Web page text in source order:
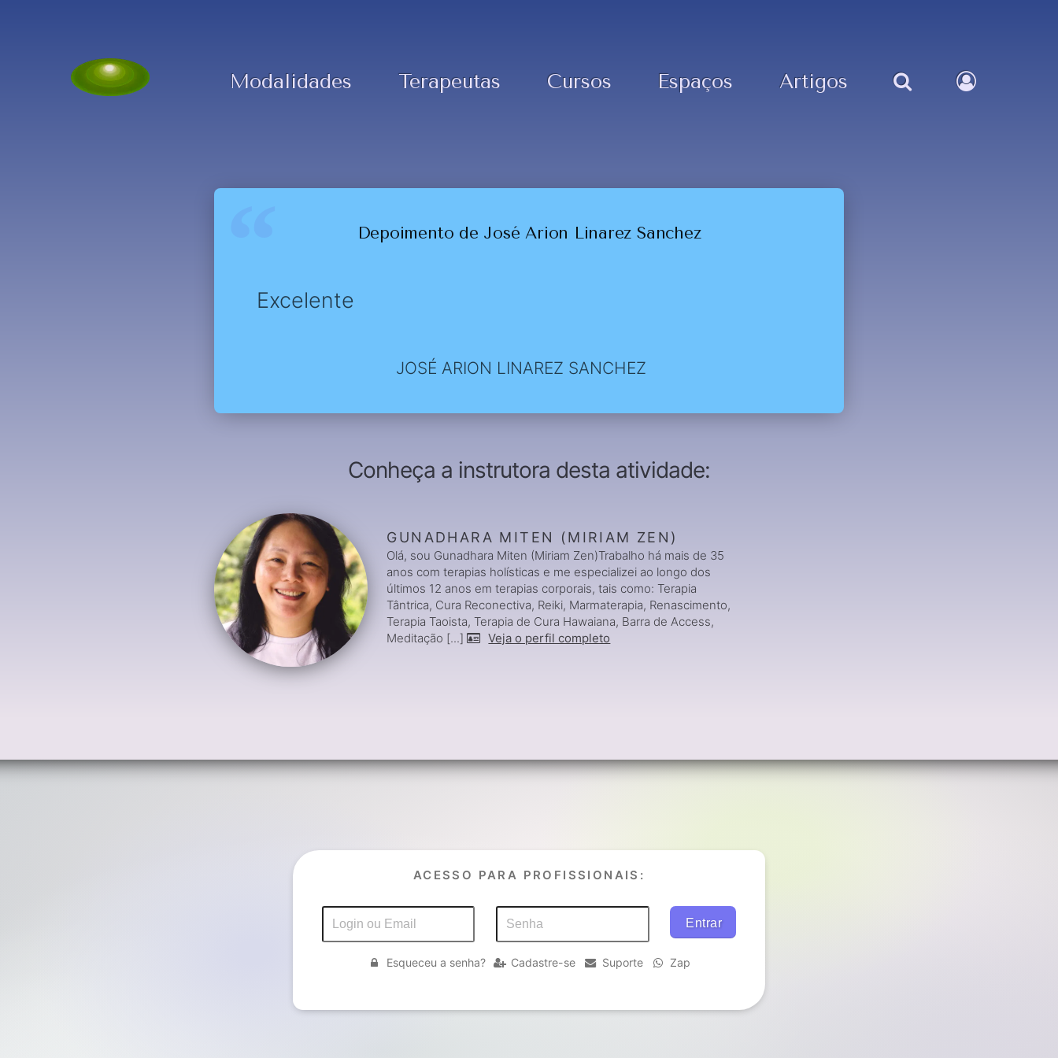
Modalidades Terapeutas Cursos Espaços Artigos
Depoimento de José Arion Linarez Sanchez
Excelente
JOSÉ ARION LINAREZ SANCHEZ
Conheça a instrutora desta atividade:
GUNADHARA MITEN (MIRIAM ZEN)
Olá, sou Gunadhara Miten (Miriam Zen)Trabalho há mais de 35
anos com terapias holísticas e me especializei ao longo dos
últimos 12 anos em terapias corporais, tais como: Terapia
Tântrica, Cura Reconectiva, Reiki, Marmaterapia, Renascimento,
Terapia Taoista, Terapia de Cura Hawaiana, Barra de Access,
Meditação [...]
Veja o perfil completo
ACESSO PARA PROFISSIONAIS:
Esqueceu a senha? Cadastre-se Suporte Zap